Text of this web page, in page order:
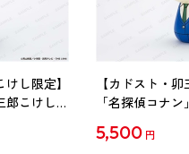
し限定】
郎こけし
【カドスト・
「名探偵コナ
5,500 円